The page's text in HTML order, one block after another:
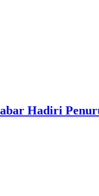
Hadiri